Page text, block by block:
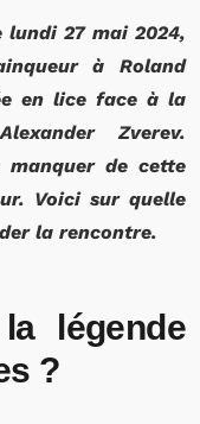
lundi 27 mai 2024,
à Roland
en lice face à la
Zverev.
de cette
Voici sur quelle
la rencontre.
légende
?